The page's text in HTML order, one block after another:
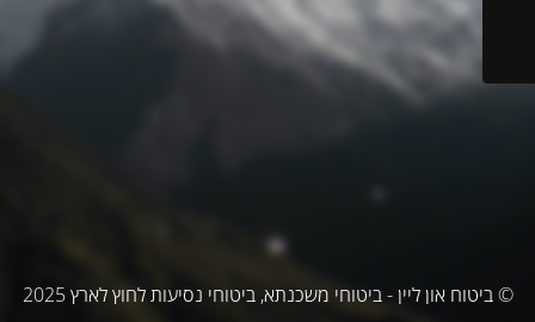
© ביטוח און ליין - ביטוחי משכנתא, ביטוחי נסיעות לחוץ לארץ 2025